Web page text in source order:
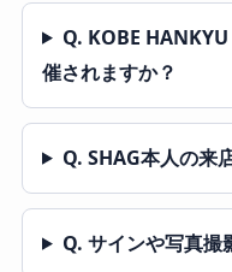
Q. KOBE
催されますか？
Q. SHAG本人の来
Q. サインや写真撮